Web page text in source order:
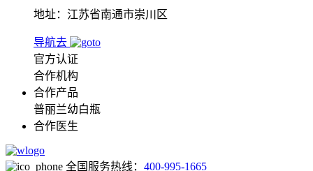
地址：江苏省南通市崇川区
导航去
官方认证
合作机构
合作产品
普丽兰幼白瓶
合作医生
全国服务热线： 400-995-1665